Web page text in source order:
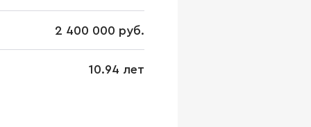
2 400 000 руб.
10.94 лет